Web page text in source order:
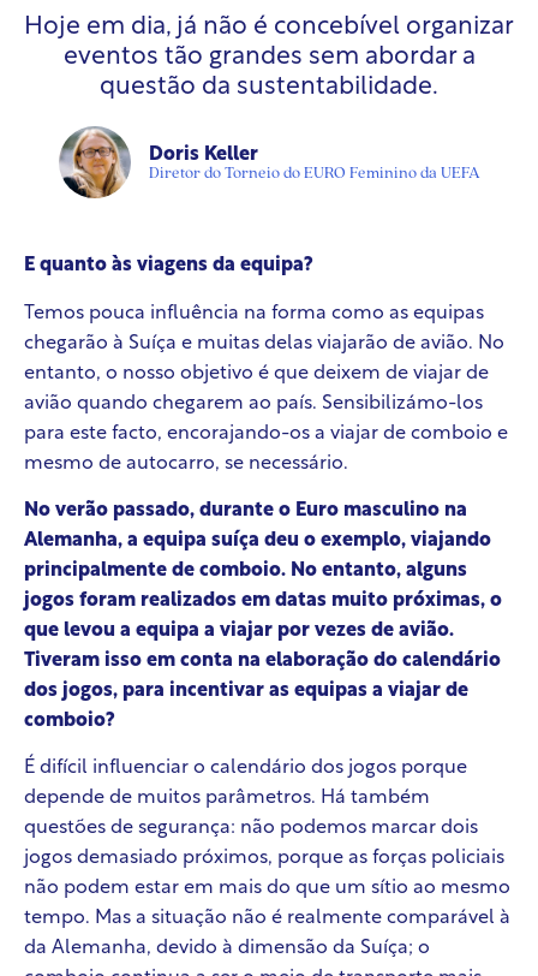
Hoje em dia, já não é concebível organizar
eventos tão grandes sem abordar a
questão da sustentabilidade.
Doris Keller
Diretor do Torneio do EURO Feminino da UEFA
E quanto às viagens da equipa?
Temos pouca influência na forma como as equipas
chegarão à Suíça e muitas delas viajarão de avião. No
entanto, o nosso objetivo é que deixem de viajar de
avião quando chegarem ao país. Sensibilizámo-los
para este facto, encorajando-os a viajar de comboio e
mesmo de autocarro, se necessário.
No verão passado, durante o Euro masculino na
Alemanha, a equipa suíça deu o exemplo, viajando
principalmente de comboio. No entanto, alguns
jogos foram realizados em datas muito próximas, o
que levou a equipa a viajar por vezes de avião.
Tiveram isso em conta na elaboração do calendário
dos jogos, para incentivar as equipas a viajar de
comboio?
É difícil influenciar o calendário dos jogos porque
depende de muitos parâmetros. Há também
questões de segurança: não podemos marcar dois
jogos demasiado próximos, porque as forças policiais
não podem estar em mais do que um sítio ao mesmo
tempo. Mas a situação não é realmente comparável à
da Alemanha, devido à dimensão da Suíça; o